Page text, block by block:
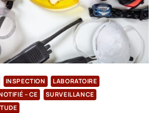
DURABLE
INSPECTION
LABORATOIRE
– CE
SURVEILLANCE